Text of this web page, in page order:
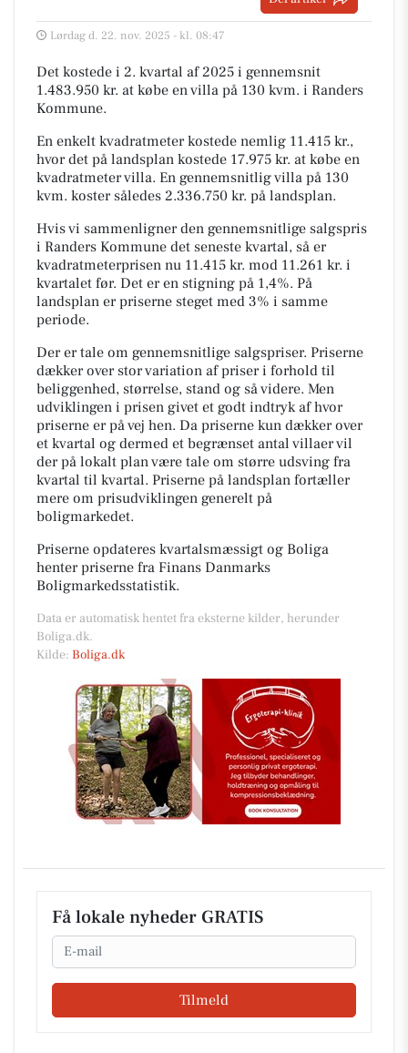
Lørdag d. 22. nov. 2025 - kl. 08:47
Det kostede i 2. kvartal af 2025 i gennemsnit
1.483.950 kr. at købe en villa på 130 kvm. i Randers
Kommune.
En enkelt kvadratmeter kostede nemlig 11.415 kr.,
hvor det på landsplan kostede 17.975 kr. at købe en
kvadratmeter villa. En gennemsnitlig villa på 130
kvm. koster således 2.336.750 kr. på landsplan.
Hvis vi sammenligner den gennemsnitlige salgspris
i Randers Kommune det seneste kvartal, så er
kvadratmeterprisen nu 11.415 kr. mod 11.261 kr. i
kvartalet før. Det er en stigning på 1,4%. På
landsplan er priserne steget med 3% i samme
periode.
Der er tale om gennemsnitlige salgspriser. Priserne
dækker over stor variation af priser i forhold til
beliggenhed, størrelse, stand og så videre. Men
udviklingen i prisen givet et godt indtryk af hvor
priserne er på vej hen. Da priserne kun dækker over
et kvartal og dermed et begrænset antal villaer vil
der på lokalt plan være tale om større udsving fra
kvartal til kvartal. Priserne på landsplan fortæller
mere om prisudviklingen generelt på
boligmarkedet.
Priserne opdateres kvartalsmæssigt og Boliga
henter priserne fra Finans Danmarks
Boligmarkedsstatistik.
Data er automatisk hentet fra eksterne kilder, herunder
Boliga.dk.
Kilde: Boliga.dk
Få lokale nyheder GRATIS
Email
Tilmeld